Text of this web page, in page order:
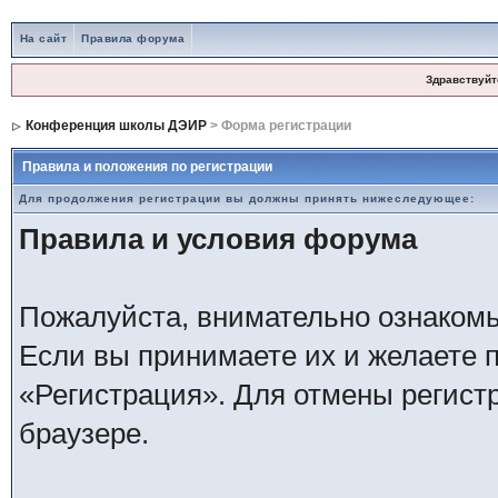
На сайт Правила форума
Конференция школы ДЭИР> Форма регистрации
Правила и положения по регистрации
Для продолжения регистрации вы должны принять нижеследующее:
Правила и условия форума
Пожалуйста, внимательно
Если вы принимаете их и желаете
«Регистрация». Для отмены
браузере.